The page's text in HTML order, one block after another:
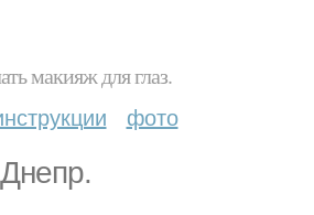
макияж для глаз.
фото